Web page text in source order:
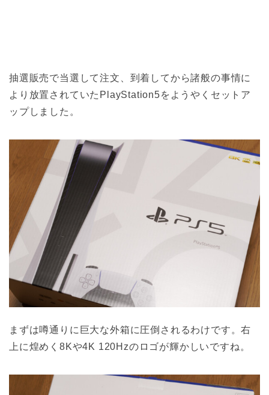
抽選販売で当選して注文、到着してから諸般の事情に
より放置されていたPlayStation5をようやくセットア
ップしました。
まずは噂通りに巨大な外箱に圧倒されるわけです。右
上に煌めく8Kや4K 120Hzのロゴが輝かしいですね。